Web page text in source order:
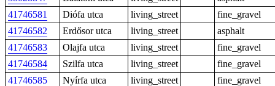
41746581
Diófa utca living_street
fine_gravel
41746582
Erdősor utca living_street
asphalt
41746583
Olajfa utca living_street
fine_gravel
41746584
Szilfa utca living_street
fine_gravel
41746585
Nyírfa utca living_street
fine_gravel